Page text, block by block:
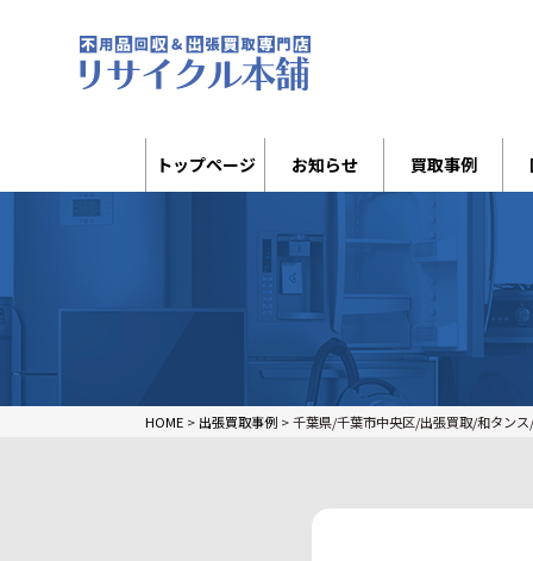
トップページ お知らせ 買取事例
HOME > 出張買取事例 >千葉県/千葉市中央区/出張買取/和タン